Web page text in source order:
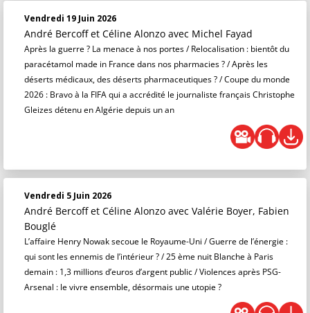
Vendredi 19 Juin 2026
André Bercoff et Céline Alonzo avec Michel Fayad
Après la guerre ? La menace à nos portes / Relocalisation : bientôt du
paracétamol made in France dans nos pharmacies ? / Après les
déserts médicaux, des déserts pharmaceutiques ? / Coupe du monde
2026 : Bravo à la FIFA qui a accrédité le journaliste français Christophe
Gleizes détenu en Algérie depuis un an
Vendredi 5 Juin 2026
André Bercoff et Céline Alonzo avec Valérie Boyer, Fabien
Bouglé
L’affaire Henry Nowak secoue le Royaume-Uni / Guerre de l’énergie :
qui sont les ennemis de l’intérieur ? / 25 ème nuit Blanche à Paris
demain : 1,3 millions d’euros d’argent public / Violences après PSG-
Arsenal : le vivre ensemble, désormais une utopie ?